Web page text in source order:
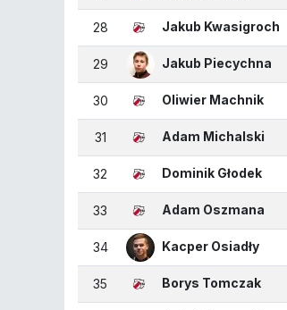
28 Jakub Kwasigroch
29 Jakub Piecychna
30 Oliwier Machnik
31 Adam Michalski
32 Dominik Głodek
33 Adam Oszmana
34 Kacper Osiadły
35 Borys Tomczak